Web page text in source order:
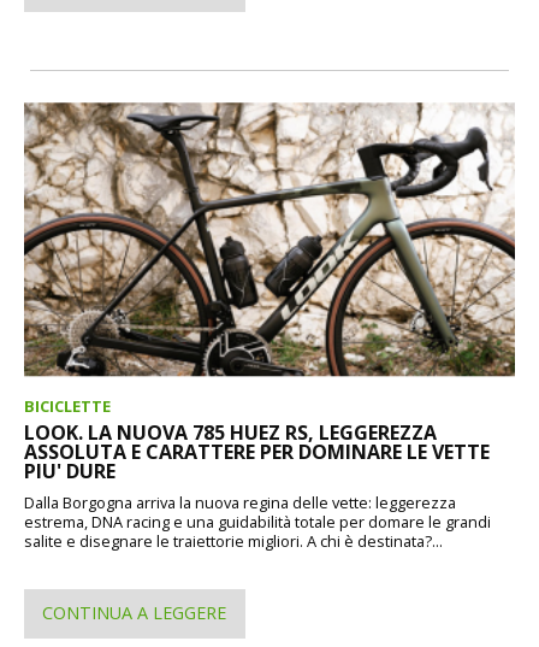
BICICLETTE
LOOK. LA NUOVA 785 HUEZ RS, LEGGEREZZA
ASSOLUTA E CARATTERE PER DOMINARE LE VETTE
PIU' DURE
Dalla Borgogna arriva la nuova regina delle vette: leggerezza
estrema, DNA racing e una guidabilità totale per domare le grandi
salite e disegnare le traiettorie migliori. A chi è destinata?...
CONTINUA A LEGGERE